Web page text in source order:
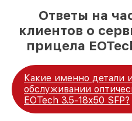
Ответы на
клиентов о
прицела
Какие именно детали
обслуживании
EOTech 3.5-18x50 SFP?